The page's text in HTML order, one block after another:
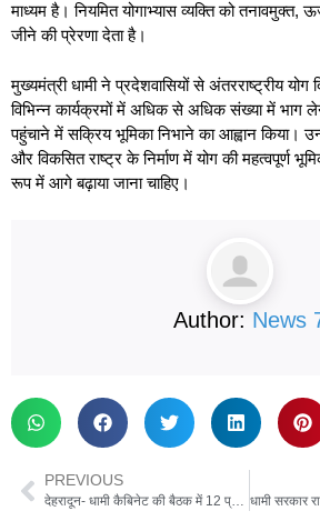
माध्यम है। नियमित योगाभ्यास व्यक्ति को तनावमुक्त,
जीने की प्रेरणा देता है।
मुख्यमंत्री धामी ने प्रदेशवासियों से अंतरराष्ट्रीय
विभिन्न कार्यक्रमों में अधिक से अधिक संख्या में
पहुंचाने में सक्रिय भूमिका निभाने का आह्वान किया।
और विकसित राष्ट्र के निर्माण में योग की महत्वपूर्ण
रूप में आगे बढ़ाया जाना चाहिए।
Author: News
PREVIOUS
देहरादून- धामी कैबिनेट की बैठक में 12 प्रस्तावों पर लगी मुहर, उपनल के सभी कर्मचारियों को मिलेगा समान कार्य समान वेतन